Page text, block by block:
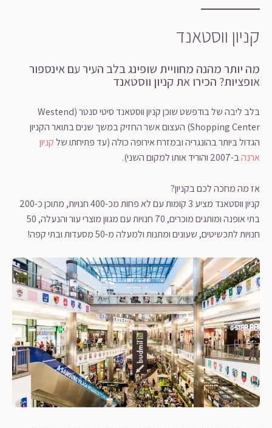
קניון ווסטאנד
מה יותר מהנה מחוויית שופינג בלב העיר עם אינספור
אופציות? הכירו את קניון ווסטאנד
בלב ליבה של בודפשט שוכן קניון ווסטאנד סיטי סנטר (Westend
Shopping Center) העצום אשר החזיק במשך שנים בתואר הקניון
הגדול ביותר בהונגריה ובמזרח אירופה כולה (עד פתיחתו שלקניון
ארנהב-2007 והוריד אותו למקום השני).
אז מה מחכה לכם בקניון?
קניון ווסטאנד מציע 3 קומות עם לא פחות מכ-400 חנויות, מתוכן כ-200
בתי אופנה ומותגים מוכרים, 70 חנויות עם מגוון מוצרי עור והנעלה, 50
חנויות לתכשיטים, שעונים ומתנות ולמעלה מ-50 מסעדות ובתי קפה!